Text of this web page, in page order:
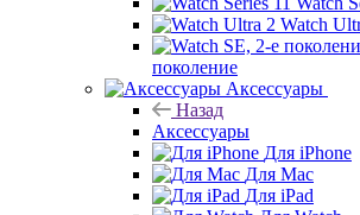
Watch
поколение
Аксессуары
Назад
Аксессуары
Для iPhone
Для Mac
Для iPad